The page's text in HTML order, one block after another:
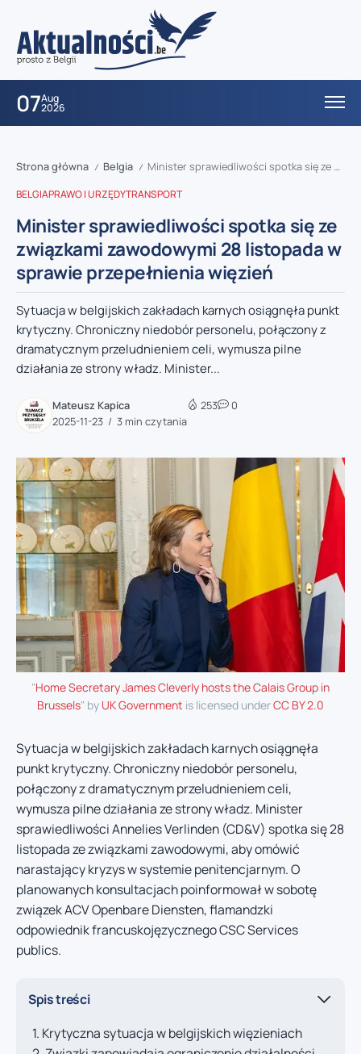
07Aug
2026
Strona główna / Belgia / Minister sprawiedliwości spotka się ze związkami zawodowymi 28 listopada w sprawie przepełnienia więzień
BELGIAPRAWO I URZĘDYTRANSPORT
Minister sprawiedliwości spotka się ze
związkami zawodowymi 28 listopada w
sprawie przepełnienia więzień
Sytuacja w belgijskich zakładach karnych osiągnęła punkt
krytyczny. Chroniczny niedobór personelu, połączony z
dramatycznym przeludnieniem celi, wymusza pilne
działania ze strony władz. Minister...
Mateusz Kapica
2025-11-23
3 min czytania
253 0
"Home Secretary James Cleverly hosts the Calais Group in
Brussels" by UK Government is licensed underCC BY 2.0
Sytuacja w belgijskich zakładach karnych osiągnęła
punkt krytyczny. Chroniczny niedobór personelu,
połączony z dramatycznym przeludnieniem celi,
wymusza pilne działania ze strony władz. Minister
sprawiedliwości Annelies Verlinden (CD&V) spotka się 28
listopada ze związkami zawodowymi, aby omówić
narastający kryzys w systemie penitencjarnym. O
planowanych konsultacjach poinformował w sobotę
związek ACV Openbare Diensten, flamandzki
odpowiednik francuskojęzycznego CSC Services
publics.
Spis treści
Krytyczna sytuacja w belgijskich więzieniach